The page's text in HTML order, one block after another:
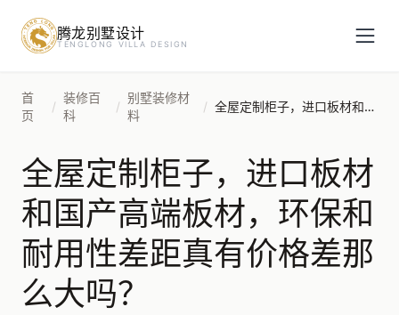
腾龙别墅设计
TENGLONG VILLA DESIGN
首
页
/
装修百
科
/
别墅装修材
料
/ 全屋定制柜子，进口板材和国产高端板材，环保和耐用性差距真有价格差那么大吗？
全屋定制柜子，进口板材
和国产高端板材，环保和
耐用性差距真有价格差那
么大吗？
预约设计咨询
姓名*
手机号*
房屋面积（㎡）